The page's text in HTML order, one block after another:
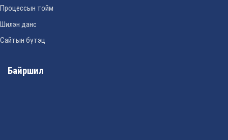
Процессын тойм
Шилэн данс
Сайтын бүтэц
Байршил